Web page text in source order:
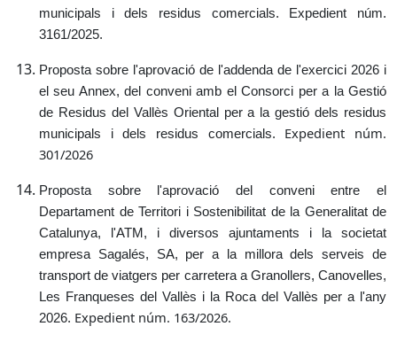
municipals i dels residus comercials.
Expedient núm.
3161/2025.
Proposta sobre l'aprovació de l'addenda de l'exercici 2026 i
el seu Annex, del conveni amb el Consorci per a la Gestió
de Residus del Vallès Oriental per a la gestió dels residus
municipals i dels residus comercials.
Expedient núm.
301/2026
Proposta sobre l'aprovació del conveni entre el
Departament de Territori i Sostenibilitat de la Generalitat de
Catalunya, l'ATM, i diversos ajuntaments i la societat
empresa Sagalés, SA, per a la millora dels serveis de
transport de viatgers per carretera a Granollers, Canovelles,
Les Franqueses del Vallès i la Roca del Vallès per a l'any
2026. Expedient núm. 163/2026.